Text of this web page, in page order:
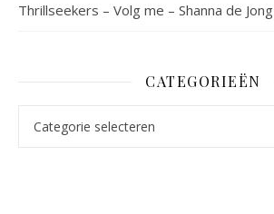
Thrillseekers – Volg me – Shanna de Jong
CATEGORIEËN